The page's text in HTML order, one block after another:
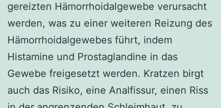
gereizten Hämorrhoidalgewebe verursacht
werden, was zu einer weiteren Reizung des
Hämorrhoidalgewebes führt, indem
Histamine und Prostaglandine in das
Gewebe freigesetzt werden. Kratzen birgt
auch das Risiko, eine Analfissur, einen Riss